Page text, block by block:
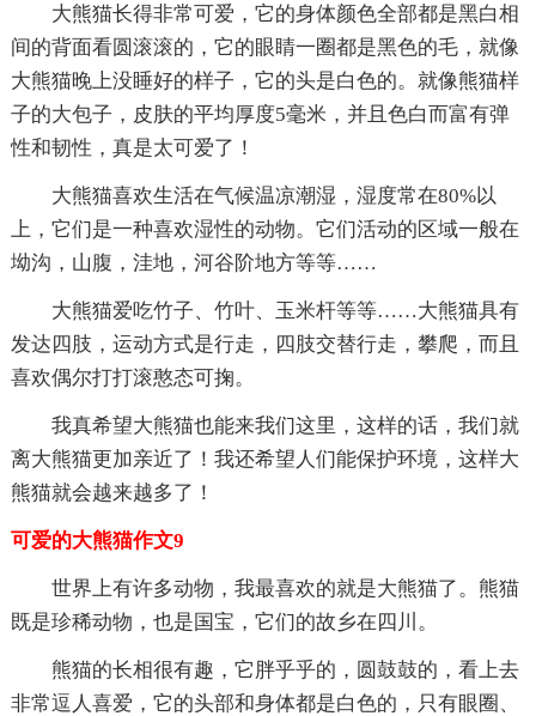
大熊猫长得非常可爱，它的身体颜色全部都是黑白相
间的背面看圆滚滚的，它的眼睛一圈都是黑色的毛，就像
大熊猫晚上没睡好的样子，它的头是白色的。就像熊猫样
子的大包子，皮肤的平均厚度5毫米，并且色白而富有弹
性和韧性，真是太可爱了！
大熊猫喜欢生活在气候温凉潮湿，湿度常在80%以
上，它们是一种喜欢湿性的动物。它们活动的区域一般在
坳沟，山腹，洼地，河谷阶地方等等……
大熊猫爱吃竹子、竹叶、玉米杆等等……大熊猫具有
发达四肢，运动方式是行走，四肢交替行走，攀爬，而且
喜欢偶尔打打滚憨态可掬。
我真希望大熊猫也能来我们这里，这样的话，我们就
离大熊猫更加亲近了！我还希望人们能保护环境，这样大
熊猫就会越来越多了！
可爱的大熊猫作文9
世界上有许多动物，我最喜欢的就是大熊猫了。熊猫
既是珍稀动物，也是国宝，它们的故乡在四川。
熊猫的长相很有趣，它胖乎乎的，圆鼓鼓的，看上去
非常逗人喜爱，它的头部和身体都是白色的，只有眼圈、